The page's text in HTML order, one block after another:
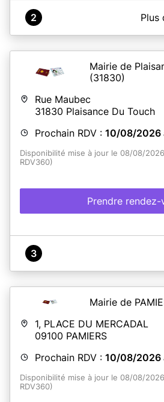
A propos de MAIRIE LE FOSSAT
En savoir
2 Plus
Mairie de
(31830)
Rue Maubec
31830 Plaisance Du Touch
Prochain RDV : 10/08/2026
Disponibilité mise à jour le 08/08/
RDV360)
Prendre rendez-
3
Mairie de
1, PLACE DU MERCADAL
09100 PAMIERS
Prochain RDV : 10/08/2026
Disponibilité mise à jour le 08/08/
RDV360)